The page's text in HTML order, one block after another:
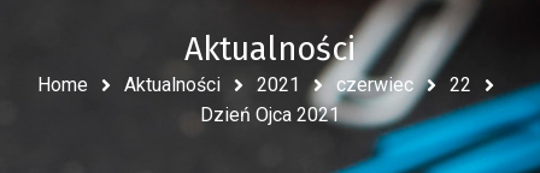
Aktualności
Home Aktualności 2021 czerwiec
22
Dzień Ojca 2021